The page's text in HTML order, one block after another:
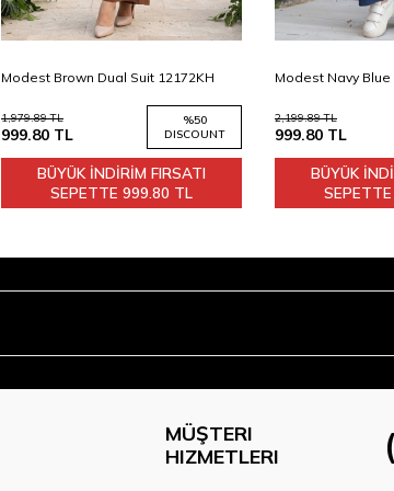
46 48
38 40 48
Cart
Modest Brown Dual Suit 12172KH
1,979.89TL
999.80 TL
%50
DISCOUNT
BÜYÜK İNDİRİM FIRSATI
SEPETTE 999.80 TL
Cart
Modest Navy
2,199.89TL
999.80 TL
BÜYÜK
MÜŞTERI
HIZMETLERI